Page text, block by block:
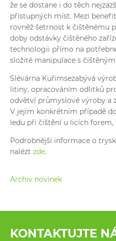
že se dostane i do těch
přístupných míst. Mezi
rovněž šetrnost k čištěnému
doby odstávky čištěného
technologii přímo na
složité manipulace s
Slévárna Kuřimsezabývá
litiny, opracováním odlitků
odvětví průmyslové výroby a
V jejím konkrétním případě
ledu při čištění u licích forem,
Podrobnější informace o
nalézt zde.
Archiv novinek
KONTAKTUJTE